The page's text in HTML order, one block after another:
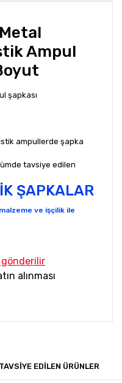
Ampul
şapkası
ampullerde şapka
tavsiye edilen
ŞAPKALAR
ve işçilik ile
gönderilir
alınması
açıklamalarında ve
EDİLEN ÜRÜNLER